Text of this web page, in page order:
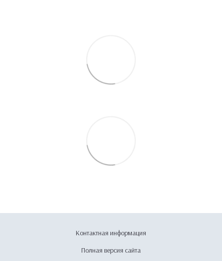
Контактная информация
Полная версия сайта